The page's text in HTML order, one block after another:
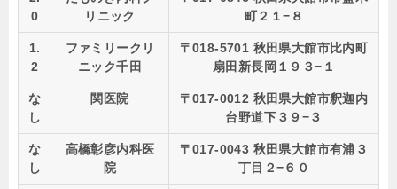
0
リニック
町２１−８
1.
2
ファミリークリ
ニック千田
〒018-5701 秋田県大館市比内町
扇田新長岡１９３−１
な
し
関医院
〒017-0012 秋田県大館市釈迦内
台野道下３９−３
な
し
高橋彰彦内科医
院
〒017-0043 秋田県大館市有浦３
丁目２−６０